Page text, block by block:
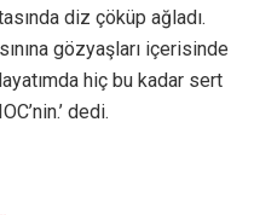
diz çöküp ağladı.
gözyaşları içerisinde
hiç bu kadar sert
dedi.